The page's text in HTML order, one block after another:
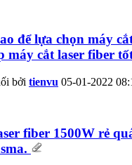
để lựa chọn máy
máy cắt laser fiber
bởi tienvu 05-01-2022
fiber 1500W rẻ